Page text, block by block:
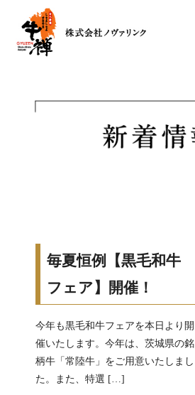
毎夏恒例【黒毛和牛
フェア】開催！
今年も黒毛和牛フェアを本日より開
催いたします。今年は、茨城県の銘
柄牛「常陸牛」をご用意いたしまし
た。また、特選 […]